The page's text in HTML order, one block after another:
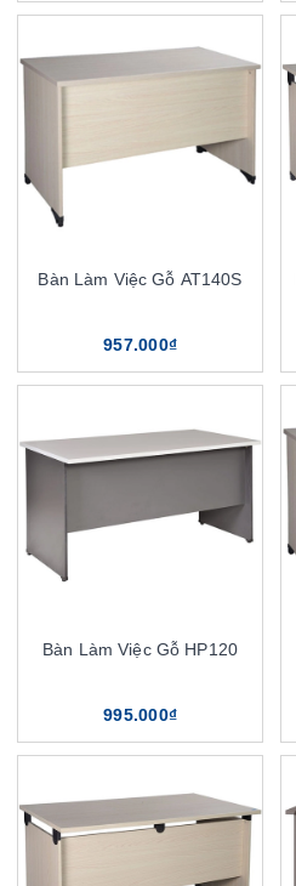
Bàn Làm Việc Gỗ AT140S
957.000₫
Bàn Làm Việc Gỗ HP120
995.000₫